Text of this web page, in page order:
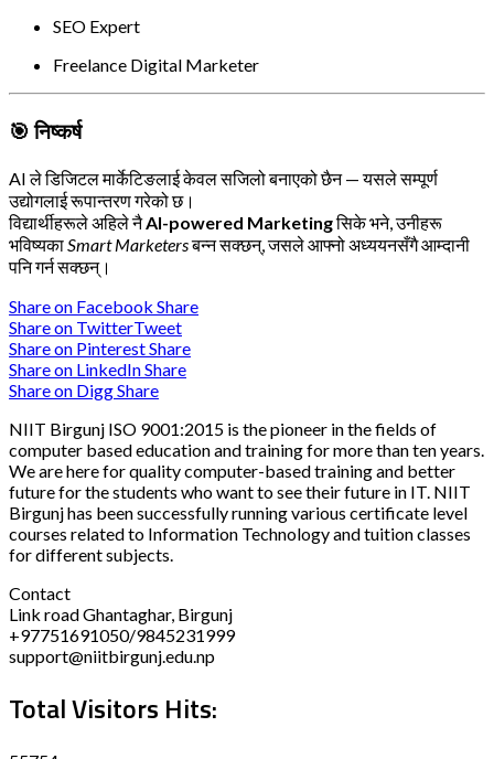
SEO Expert
Freelance Digital Marketer
🎯 निष्कर्ष
AI ले डिजिटल मार्केटिङलाई केवल सजिलो बनाएको छैन — यसले सम्पूर्ण
उद्योगलाई रूपान्तरण गरेको छ।
विद्यार्थीहरूले अहिले नैAI-powered Marketingसिके भने, उनीहरू
भविष्यका Smart Marketersबन्न सक्छन्, जसले आफ्नो अध्ययनसँगै आम्दानी
पनि गर्न सक्छन्।
Share on Facebook Share
Share on TwitterTweet
Share on PinterestShare
Share on LinkedInShare
Share on DiggShare
NIIT Birgunj ISO 9001:2015 is the pioneer in the fields of
computer based education and training for more than ten years.
We are here for quality computer-based training and better
future for the students who want to see their future in IT. NIIT
Birgunj has been successfully running various certificate level
courses related to Information Technology and tuition classes
for different subjects.
Contact
Link road Ghantaghar, Birgunj
+97751691050/9845231999
support@niitbirgunj.edu.np
Total Visitors Hits: